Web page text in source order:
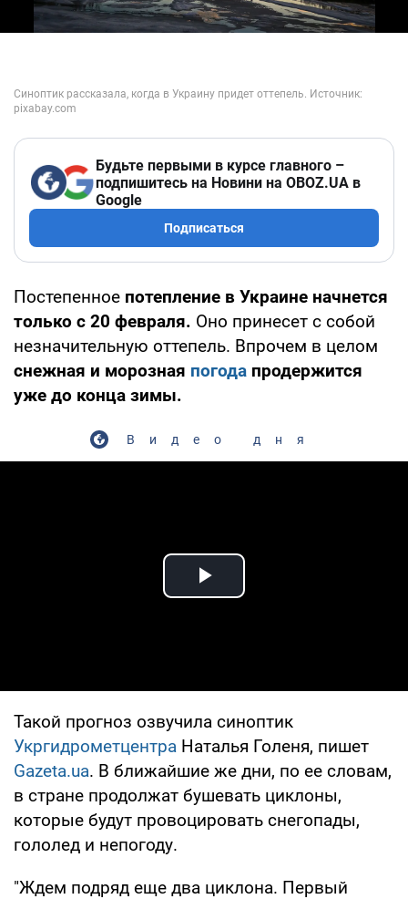
Будьте первыми в курсе главного –
подпишитесь на Новини на OBOZ.UA в
Google
Подписаться
Постепенное потепление в Украине начнется
только с 20 февраля. Оно принесет с собой
незначительную оттепель. Впрочем в целом
снежная и морозная погода продержится
уже до конца зимы.
Видео дня
Play Video
Такой прогноз озвучила синоптик
Укргидрометцентра Наталья Голеня, пишет
Gazeta.ua. В ближайшие же дни, по ее словам,
в стране продолжат бушевать циклоны,
которые будут провоцировать снегопады,
гололед и непогоду.
"Ждем подряд еще два циклона. Первый